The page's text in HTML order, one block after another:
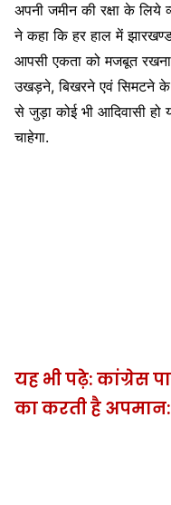
अपनी जमीन की रक्षा के लिये
ने कहा कि हर हाल में
आपसी एकता को मजबूत रखना
उखड़ने, बिखरने एवं सिमटने के
से जुड़ा कोई भी आदिवासी हो
चाहेगा.
यह भी पढ़े: कांग्रेस
का करती है